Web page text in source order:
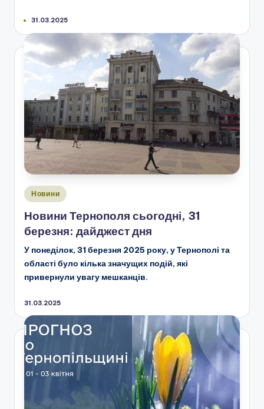
31.03.2025
Опубліковано
Новини
Новини Тернополя сьогодні, 31
березня: дайджест дня
У понеділок, 31 березня 2025 року, у Тернополі та
області було кілька значущих подій, які
привернули увагу мешканців.
31.03.2025